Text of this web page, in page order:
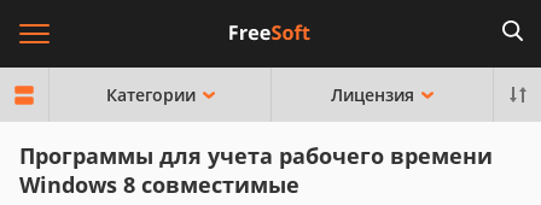
Категории Лицензия
Программы для учета рабочего времени
Windows 8 совместимые